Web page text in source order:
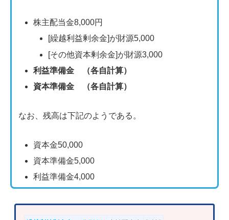
株主配当金8,000円
[繰越利益剰余金]が財源5,000
[その他資本剰余金]が財源3,000
利益準備金 （各自計算）
資本準備金 （各自計算）
なお、残高は下記のようである。
資本金50,000
資本準備金5,000
利益準備金4,000